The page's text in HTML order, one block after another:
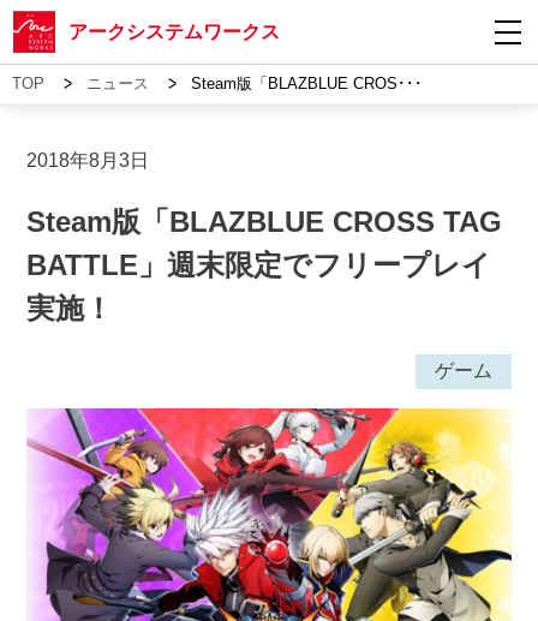
アークシステムワークス
TOP > ニュース > Steam版「BLAZBLUE CROS･･･
2018年8月3日
Steam版「BLAZBLUE CROSS TAG
BATTLE」週末限定でフリープレイ
実施！
ゲーム